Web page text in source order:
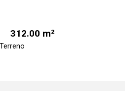
312.00 m²